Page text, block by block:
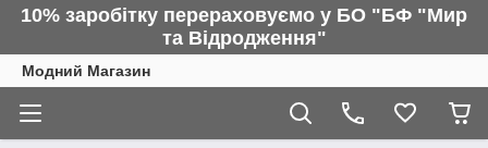
10% заробітку перераховуємо у БО "БФ "Мир
та Відродження"
Модний Магазин